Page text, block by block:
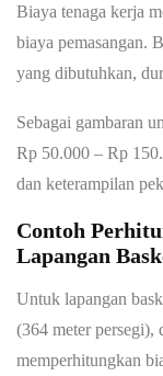
Biaya tenaga kerja
biaya pemasangan.
yang dibutuhkan,
Sebagai gambaran
Rp 50.000 – Rp
dan keterampilan
Contoh
Lapangan
Untuk lapangan
(364 meter persegi),
memperhitungkan